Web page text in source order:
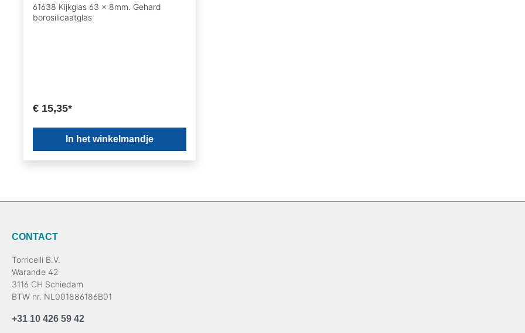
61638 Kijkglas 63 x 8mm. Gehard
borosilicaatglas
€ 15,35*
In het winkelmandje
CONTACT
Torricelli B.V.
Warande 42
3116 CH Schiedam
BTW nr. NL001886186B01
+31 10 426 59 42